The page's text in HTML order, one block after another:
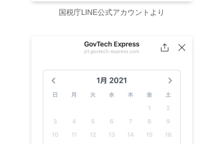
国税庁LINE公式アカウントより